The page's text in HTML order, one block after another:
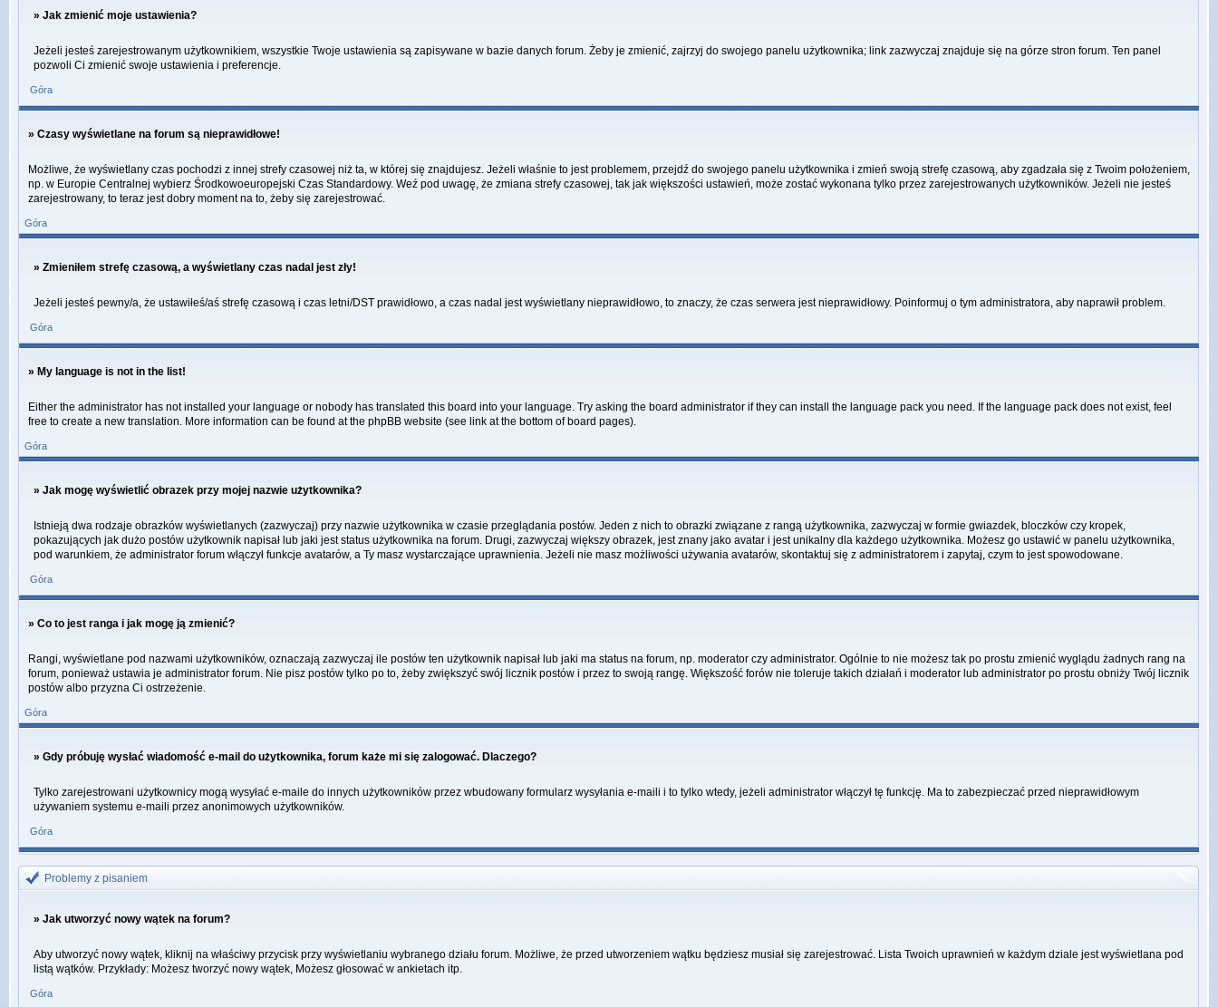
» Jak zmienić moje ustawienia?
Jeżeli jesteś zarejestrowanym użytkownikiem, wszystkie Twoje ustawienia są zapisywane w bazie danych forum. Żeby je zmienić, zajrzyj do swojego panelu użytkownika; link zazwyczaj znajduje się na górze stron forum. Ten panel
pozwoli Ci zmienić swoje ustawienia i preferencje.
Góra
» Czasy wyświetlane na forum są nieprawidłowe!
Możliwe, że wyświetlany czas pochodzi z innej strefy czasowej niż ta, w której się znajdujesz. Jeżeli właśnie to jest problemem, przejdź do swojego panelu użytkownika i zmień swoją strefę czasową, aby zgadzała się z Twoim położeniem,
np. w Europie Centralnej wybierz Środkowoeuropejski Czas Standardowy. Weź pod uwagę, że zmiana strefy czasowej, tak jak większości ustawień, może zostać wykonana tylko przez zarejestrowanych użytkowników. Jeżeli nie jesteś
zarejestrowany, to teraz jest dobry moment na to, żeby się zarejestrować.
Góra
» Zmieniłem strefę czasową, a wyświetlany czas nadal jest zły!
Jeżeli jesteś pewny/a, że ustawiłeś/aś strefę czasową i czas letni/DST prawidłowo, a czas nadal jest wyświetlany nieprawidłowo, to znaczy, że czas serwera jest nieprawidłowy. Poinformuj o tym administratora, aby naprawił problem.
Góra
» My language is not in the list!
Either the administrator has not installed your language or nobody has translated this board into your language. Try asking the board administrator if they can install the language pack you need. If the language pack does not exist, feel
free to create a new translation. More information can be found at the phpBB website (see link at the bottom of board pages).
Góra
» Jak mogę wyświetlić obrazek przy mojej nazwie użytkownika?
Istnieją dwa rodzaje obrazków wyświetlanych (zazwyczaj) przy nazwie użytkownika w czasie przeglądania postów. Jeden z nich to obrazki związane z rangą użytkownika, zazwyczaj w formie gwiazdek, bloczków czy kropek,
pokazujących jak dużo postów użytkownik napisał lub jaki jest status użytkownika na forum. Drugi, zazwyczaj większy obrazek, jest znany jako avatar i jest unikalny dla każdego użytkownika. Możesz go ustawić w panelu użytkownika,
pod warunkiem, że administrator forum włączył funkcje avatarów, a Ty masz wystarczające uprawnienia. Jeżeli nie masz możliwości używania avatarów, skontaktuj się z administratorem i zapytaj, czym to jest spowodowane.
Góra
» Co to jest ranga i jak mogę ją zmienić?
Rangi, wyświetlane pod nazwami użytkowników, oznaczają zazwyczaj ile postów ten użytkownik napisał lub jaki ma status na forum, np. moderator czy administrator. Ogólnie to nie możesz tak po prostu zmienić wyglądu żadnych rang na
forum, ponieważ ustawia je administrator forum. Nie pisz postów tylko po to, żeby zwiększyć swój licznik postów i przez to swoją rangę. Większość forów nie toleruje takich działań i moderator lub administrator po prostu obniży Twój licznik
postów albo przyzna Ci ostrzeżenie.
Góra
» Gdy próbuję wysłać wiadomość e-mail do użytkownika, forum każe mi się zalogować. Dlaczego?
Tylko zarejestrowani użytkownicy mogą wysyłać e-maile do innych użytkowników przez wbudowany formularz wysyłania e-maili i to tylko wtedy, jeżeli administrator włączył tę funkcję. Ma to zabezpieczać przed nieprawidłowym
używaniem systemu e-maili przez anonimowych użytkowników.
Góra
Problemy z pisaniem
» Jak utworzyć nowy wątek na forum?
Aby utworzyć nowy wątek, kliknij na właściwy przycisk przy wyświetlaniu wybranego działu forum. Możliwe, że przed utworzeniem wątku będziesz musiał się zarejestrować. Lista Twoich uprawnień w każdym dziale jest wyświetlana pod
listą wątków. Przykłady: Możesz tworzyć nowy wątek, Możesz głosować w ankietach itp.
Góra